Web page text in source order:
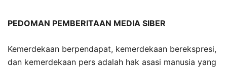
PEDOMAN PEMBERITAAN MEDIA SIBER
Kemerdekaan berpendapat, kemerdekaan berekspresi,
dan kemerdekaan pers adalah hak asasi manusia yang